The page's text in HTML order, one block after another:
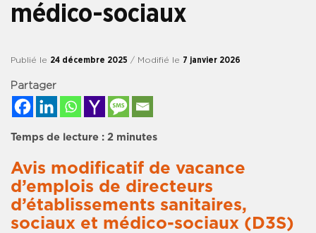
médico-sociaux
Publié le 24 décembre 2025 / Modifié le 7 janvier 2026
Partager
Temps de lecture : 2 minutes
Avis modificatif de vacance
d’emplois de directeurs
d’établissements sanitaires,
sociaux et médico-sociaux (D3S)